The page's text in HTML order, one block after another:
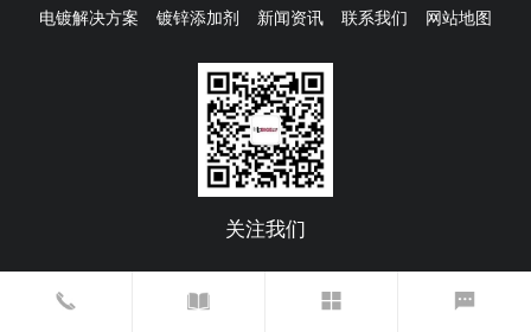
电镀解决方案 镀锌添加剂 新闻资讯 联系我们 网站地图
关注我们